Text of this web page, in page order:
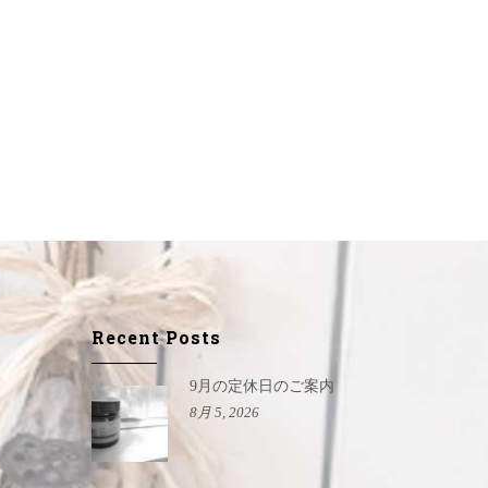
Recent Posts
9月の定休日のご案内
8月 5, 2026